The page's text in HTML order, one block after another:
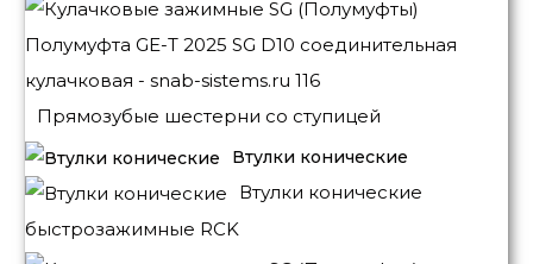
Прямозубые шестерни со ступицей
Втулки конические
Втулки конические
быстрозажимные RCK